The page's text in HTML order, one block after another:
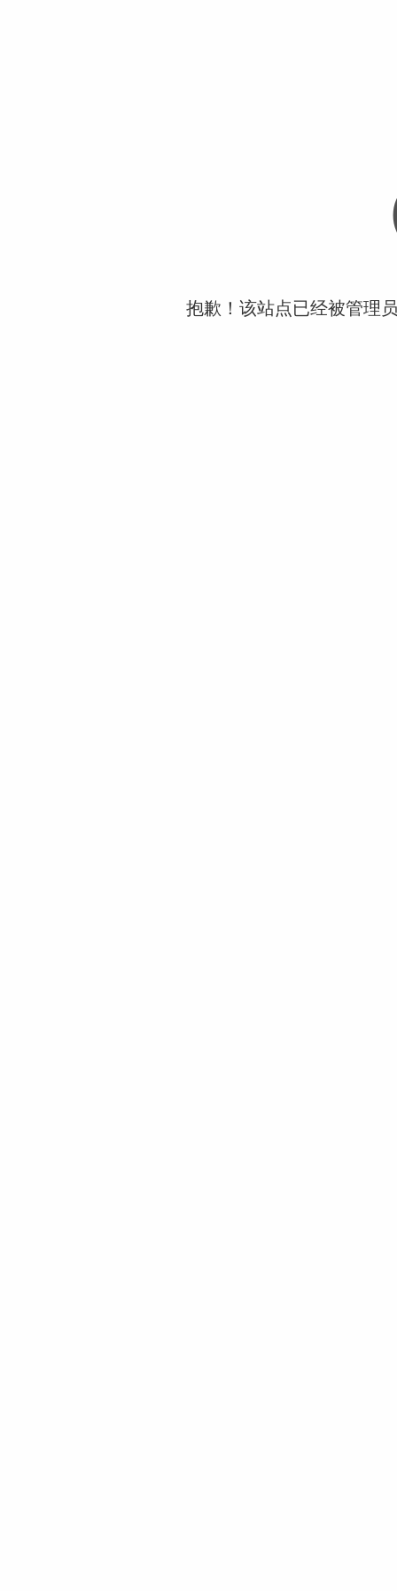
抱歉！该站点已经被管理